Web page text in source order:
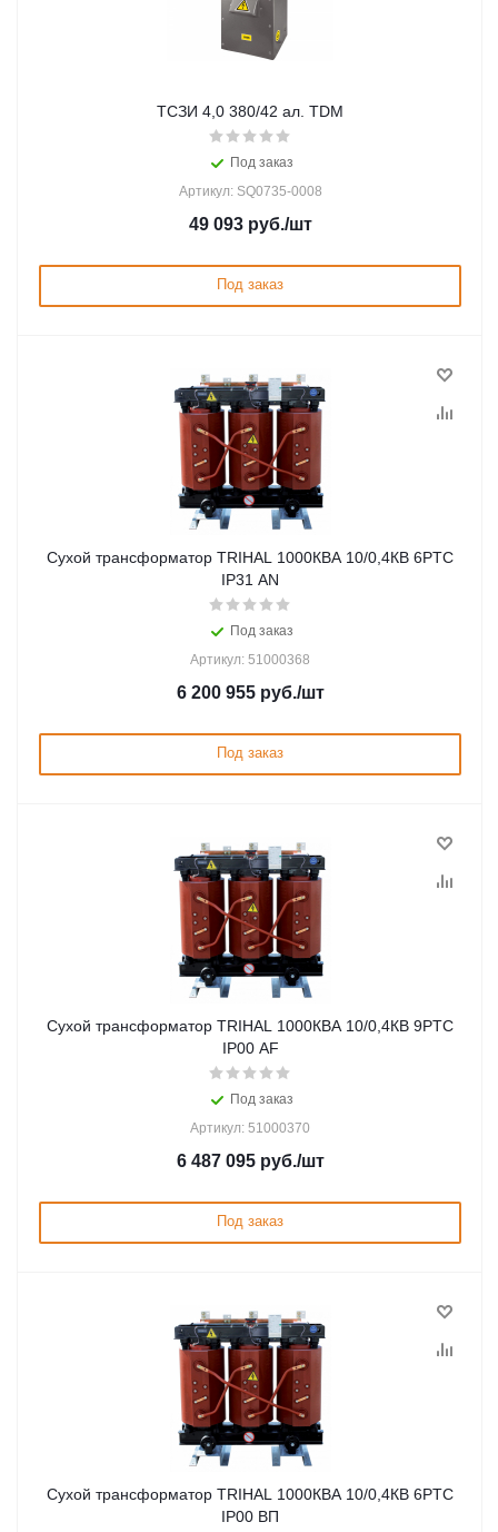
ТСЗИ 4,0 380/42 ал. TDM
Под заказ
Артикул: SQ0735-0008
49 093руб./шт
Под заказ
Сухой трансформатор TRIHAL 1000КВА 10/0,4КВ 6PTC
IP31 AN
Под заказ
Артикул: 51000368
6 200 955руб./шт
Под заказ
Сухой трансформатор TRIHAL 1000КВА 10/0,4КВ 9PTC
IP00 AF
Под заказ
Артикул: 51000370
6 487 095руб./шт
Под заказ
Сухой трансформатор TRIHAL 1000КВА 10/0,4КВ 6PTC
IP00 ВП